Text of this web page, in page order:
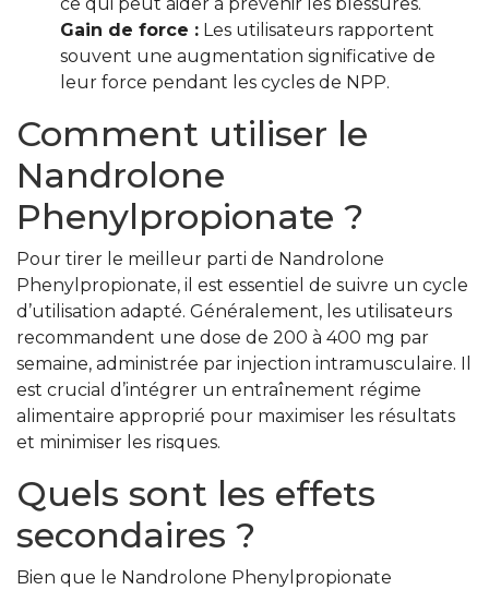
Gain de force : Les utilisateurs rapportent
souvent une augmentation significative de
leur force pendant les cycles de NPP.
Comment utiliser le
Nandrolone
Phenylpropionate ?
Pour tirer le meilleur parti de Nandrolone
Phenylpropionate, il est essentiel de suivre un cycle
d’utilisation adapté. Généralement, les utilisateurs
recommandent une dose de 200 à 400 mg par
semaine, administrée par injection intramusculaire. Il
est crucial d’intégrer un entraînement régime
alimentaire approprié pour maximiser les résultats
et minimiser les risques.
Quels sont les effets
secondaires ?
Bien que le Nandrolone Phenylpropionate